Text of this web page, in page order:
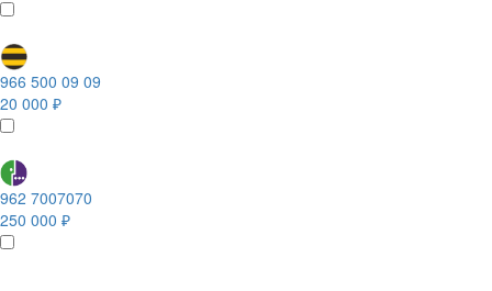
966 500 09 09
20 000 ₽
962 7007070
250 000 ₽